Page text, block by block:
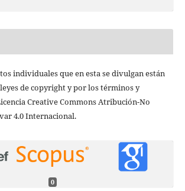
individuales que en esta se divulgan están
de copyright y por los términos y
Creative Commons Atribución-No
4.0 Internacional.
0